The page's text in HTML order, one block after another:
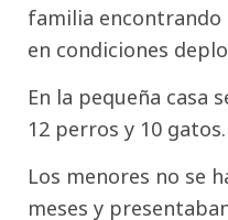
familia encontrando
en condiciones
En la pequeña casa
12 perros y 10 gatos.
Los menores no se
meses y